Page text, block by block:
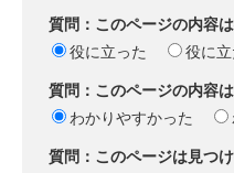
質問：このページの内容
役に立った
役に
質問：このページの内容
わかりやすかった
質問：このページは見つ